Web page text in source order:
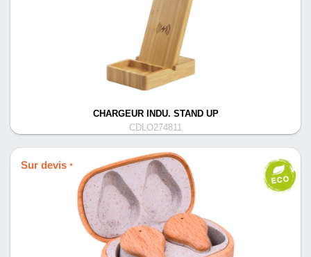
CHARGEUR INDU. STAND UP
CDLO274811
Sur devis *